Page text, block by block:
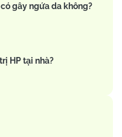
gây ngứa da không?
HP tại nhà?